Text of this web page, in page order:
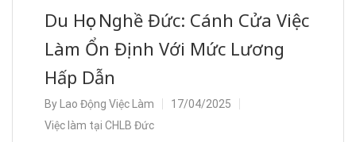
Du Học Nghề Đức: Cánh Cửa Việc
Làm Ổn Định Với Mức Lương
Hấp Dẫn
By Lao Động Việc Làm
17/04/2025
Việc làm tại CHLB Đức